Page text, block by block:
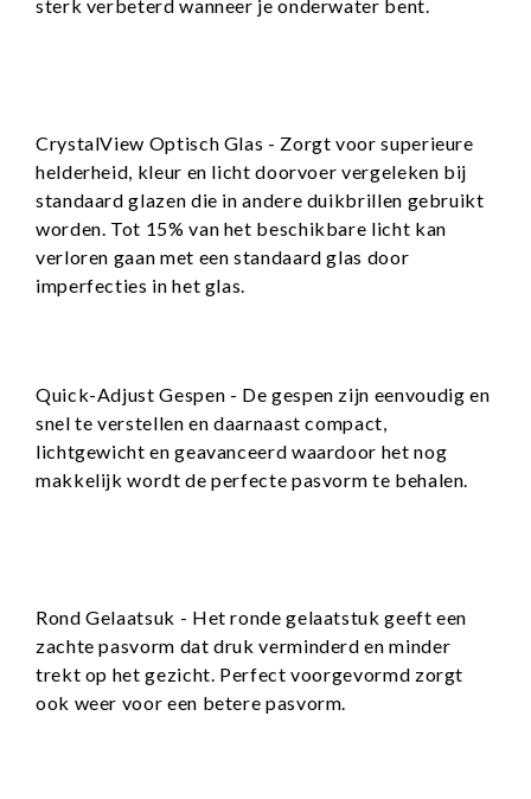
sterk verbeterd wanneer je onderwater bent.
CrystalView Optisch Glas - Zorgt voor superieure
helderheid, kleur en licht doorvoer vergeleken bij
standaard glazen die in andere duikbrillen gebruikt
worden. Tot 15% van het beschikbare licht kan
verloren gaan met een standaard glas door
imperfecties in het glas.
Quick-Adjust Gespen - De gespen zijn eenvoudig en
snel te verstellen en daarnaast compact,
lichtgewicht en geavanceerd waardoor het nog
makkelijk wordt de perfecte pasvorm te behalen.
Rond Gelaatsuk - Het ronde gelaatstuk geeft een
zachte pasvorm dat druk verminderd en minder
trekt op het gezicht. Perfect voorgevormd zorgt
ook weer voor een betere pasvorm.